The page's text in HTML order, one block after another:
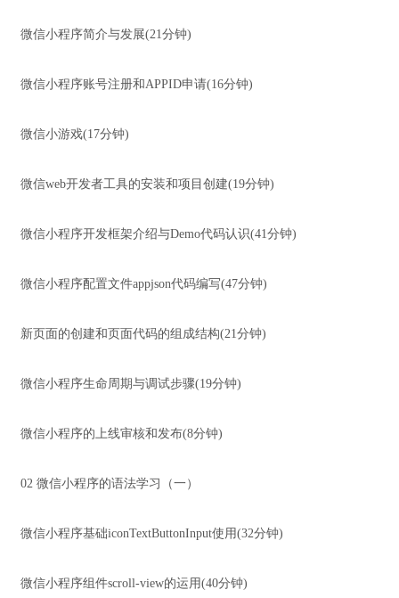
微信小程序简介与发展(21分钟)
微信小程序账号注册和APPID申请(16分钟)
微信小游戏(17分钟)
微信web开发者工具的安装和项目创建(19分钟)
微信小程序开发框架介绍与Demo代码认识(41分钟)
微信小程序配置文件appjson代码编写(47分钟)
新页面的创建和页面代码的组成结构(21分钟)
微信小程序生命周期与调试步骤(19分钟)
微信小程序的上线审核和发布(8分钟)
02 微信小程序的语法学习（一）
微信小程序基础iconTextButtonInput使用(32分钟)
微信小程序组件scroll-view的运用(40分钟)